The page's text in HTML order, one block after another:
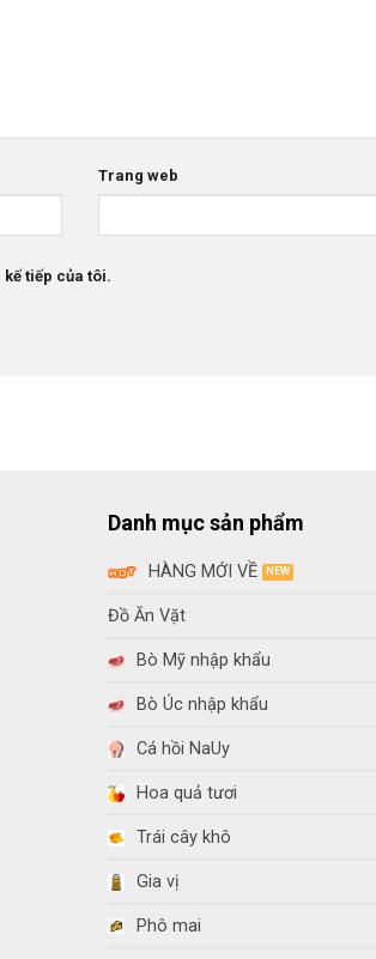
Trang web
tiếp của tôi.
Danh mục sản phẩm
HÀNG MỚI VỀ
Đồ Ăn Vặt
Bò Mỹ nhập khẩu
Bò Úc nhập khẩu
Cá hồi NaUy
Hoa quả tươi
Trái cây khô
Gia vị
Phô mai